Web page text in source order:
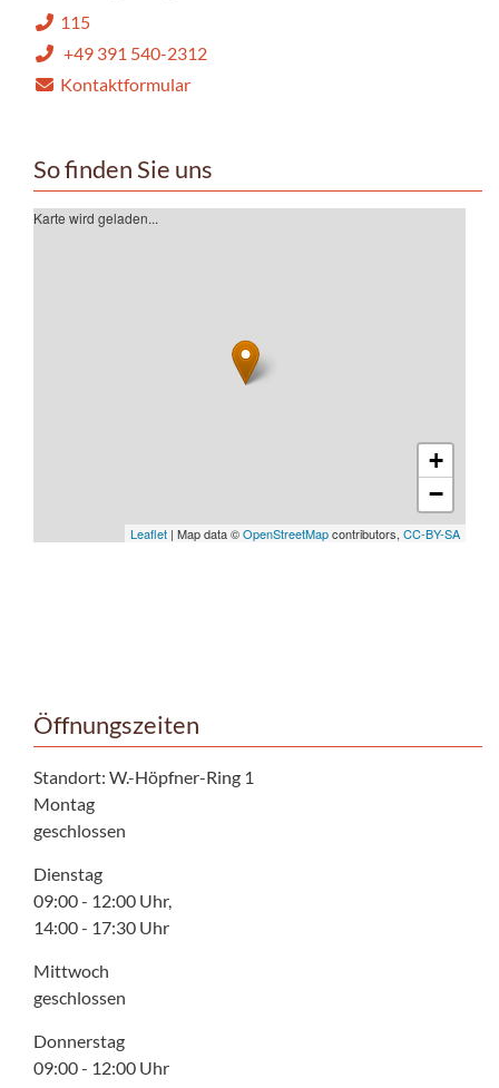
115
+49 391 540-2312
Kontaktformular
So finden Sie uns
Karte wird geladen...
+
−
Leaflet | Map data ©OpenStreetMapcontributors, CC-BY-SA
Öffnungszeiten
Standort: W.-Höpfner-Ring 1
Montag
geschlossen
Dienstag
09:00 - 12:00 Uhr,
14:00 - 17:30 Uhr
Mittwoch
geschlossen
Donnerstag
09:00 - 12:00 Uhr